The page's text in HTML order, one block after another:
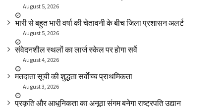
August 5, 2026
भारी से बहुत भारी वर्षा की चेतावनी के बीच जिला प्रशासन अलर्ट
August 5, 2026
संवेदनशील स्थलों का लार्ज स्केल पर होगा सर्वे
August 4, 2026
मतदाता सूची की शुद्धता सर्वाेच्च प्राथमिकता
August 3, 2026
प्रकृति और आधुनिकता का अनूठा संगम बनेगा राष्ट्रपति उद्यान